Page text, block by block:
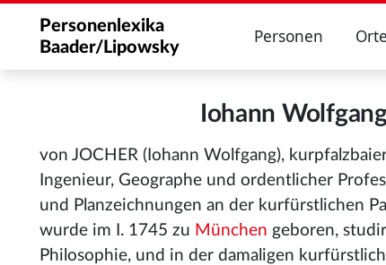
Personenlexika
Baader/Lipowsky
Personen Orte
Iohann
von JOCHER (Iohann Wolfgang),
Ingenieur, Geographe und ordentlicher
und Planzeichnungen an der kurfürstlichen
wurde im I. 1745 zu München geboren,
Philosophie, und in der damaligen